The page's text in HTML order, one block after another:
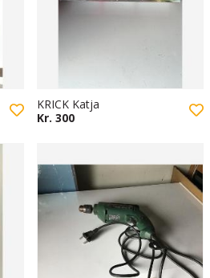
KRICK Katja
Kr. 300